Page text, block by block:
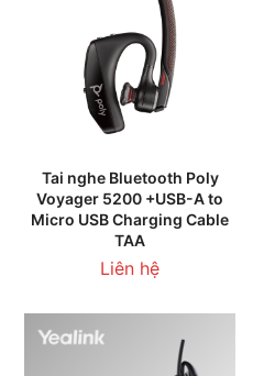
Tai nghe Bluetooth Poly
Voyager 5200 +USB-A to
Micro USB Charging Cable
TAA
Liên hệ